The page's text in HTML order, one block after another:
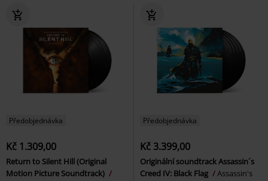
Předobjednávka
Kč 1.309,00
Return to Silent Hill (Original
Motion Picture Soundtrack)
Předobjednávka
Kč 3.399,00
Originální soundtrack Assassin´s
Creed IV: Black Flag
Assassin's